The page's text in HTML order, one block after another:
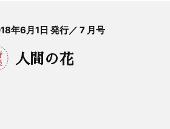
年6月1日 発行／ 7 月号
人間の花